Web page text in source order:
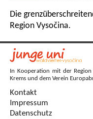
Die
Region Vysočina.
In Kooperation mit der
Krems und dem Verein
Kontakt
Impressum
Datenschutz